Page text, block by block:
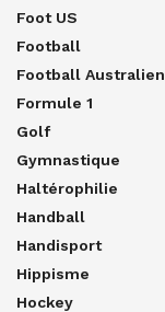
Foot US
Football
Football Australien
Formule 1
Golf
Gymnastique
Haltérophilie
Handball
Handisport
Hippisme
Hockey